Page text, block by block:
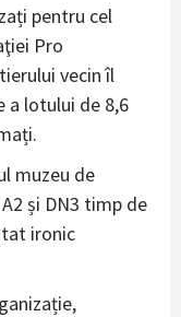
pentru cel
Pro
vecin îl
a lotului de 8,6
muzeu de
și DN3 timp de
ironic